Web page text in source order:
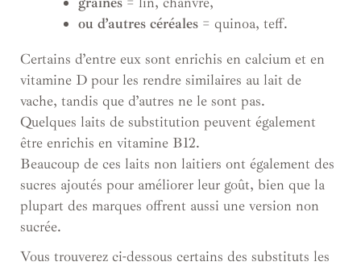
ou d’autres céréales = quinoa, teff.
Certains d’entre eux sont enrichis en calcium et en
vitamine D pour les rendre similaires au lait de
vache, tandis que d’autres ne le sont pas.
Quelques laits de substitution peuvent également
être enrichis en vitamine B12.
Beaucoup de ces laits non laitiers ont également des
sucres ajoutés pour améliorer leur goût, bien que la
plupart des marques offrent aussi une version non
sucrée.
Vous trouverez ci-dessous certains des substituts les